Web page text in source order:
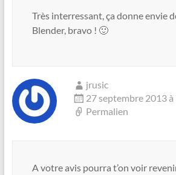
Très interressant, ça donne envie
Blender, bravo ! 🙂
jrusic
27 septembre 2013 à
Permalien
A votre avis pourra t’on voir